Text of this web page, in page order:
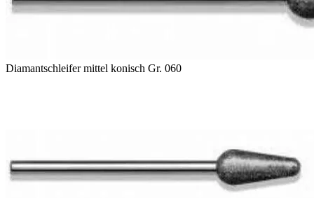
Diamantschleifer mittel konisch Gr. 060